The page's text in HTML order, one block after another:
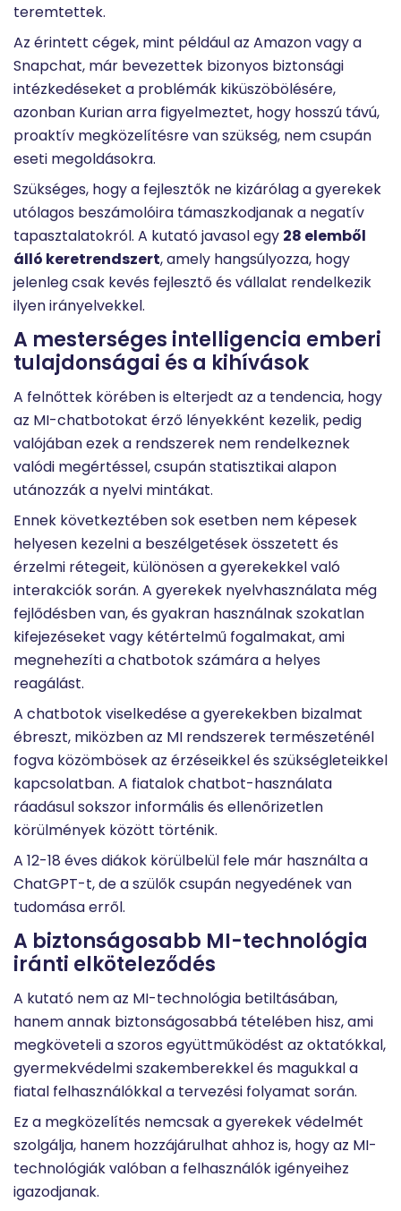
teremtettek.
Az érintett cégek, mint például az Amazon vagy a
Snapchat, már bevezettek bizonyos biztonsági
intézkedéseket a problémák kiküszöbölésére,
azonban Kurian arra figyelmeztet, hogy hosszú távú,
proaktív megközelítésre van szükség, nem csupán
eseti megoldásokra.
Szükséges, hogy a fejlesztők ne kizárólag a gyerekek
utólagos beszámolóira támaszkodjanak a negatív
tapasztalatokról. A kutató javasol egy 28 elemből
álló keretrendszert, amely hangsúlyozza, hogy
jelenleg csak kevés fejlesztő és vállalat rendelkezik
ilyen irányelvekkel.
A mesterséges intelligencia emberi
tulajdonságai és a kihívások
A felnőttek körében is elterjedt az a tendencia, hogy
az MI-chatbotokat érző lényekként kezelik, pedig
valójában ezek a rendszerek nem rendelkeznek
valódi megértéssel, csupán statisztikai alapon
utánozzák a nyelvi mintákat.
Ennek következtében sok esetben nem képesek
helyesen kezelni a beszélgetések összetett és
érzelmi rétegeit, különösen a gyerekekkel való
interakciók során. A gyerekek nyelvhasználata még
fejlődésben van, és gyakran használnak szokatlan
kifejezéseket vagy kétértelmű fogalmakat, ami
megnehezíti a chatbotok számára a helyes
reagálást.
A chatbotok viselkedése a gyerekekben bizalmat
ébreszt, miközben az MI rendszerek természeténél
fogva közömbösek az érzéseikkel és szükségleteikkel
kapcsolatban. A fiatalok chatbot-használata
ráadásul sokszor informális és ellenőrizetlen
körülmények között történik.
A 12-18 éves diákok körülbelül fele már használta a
ChatGPT-t, de a szülők csupán negyedének van
tudomása erről.
A biztonságosabb MI-technológia
iránti elköteleződés
A kutató nem az MI-technológia betiltásában,
hanem annak biztonságosabbá tételében hisz, ami
megköveteli a szoros együttműködést az oktatókkal,
gyermekvédelmi szakemberekkel és magukkal a
fiatal felhasználókkal a tervezési folyamat során.
Ez a megközelítés nemcsak a gyerekek védelmét
szolgálja, hanem hozzájárulhat ahhoz is, hogy az MI-
technológiák valóban a felhasználók igényeihez
igazodjanak.